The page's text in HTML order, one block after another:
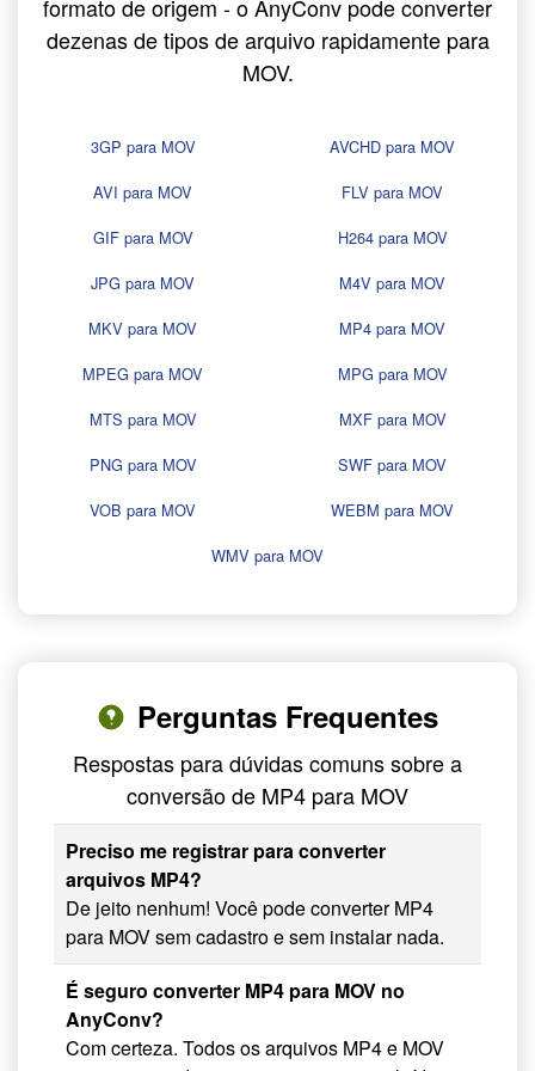
formato de origem - o AnyConv pode converter
dezenas de tipos de arquivo rapidamente para
MOV.
3GP para MOV
AVCHD para MOV
AVI para MOV
FLV para MOV
GIF para MOV
H264 para MOV
JPG para MOV
M4V para MOV
MKV para MOV
MP4 para MOV
MPEG para MOV
MPG para MOV
MTS para MOV
MXF para MOV
PNG para MOV
SWF para MOV
VOB para MOV
WEBM para MOV
WMV para MOV
Perguntas Frequentes
Respostas para dúvidas comuns sobre a
conversão de MP4 para MOV
Preciso me registrar para converter
arquivos MP4?
De jeito nenhum! Você pode converter MP4
para MOV sem cadastro e sem instalar nada.
É seguro converter MP4 para MOV no
AnyConv?
Com certeza. Todos os arquivos MP4 e MOV